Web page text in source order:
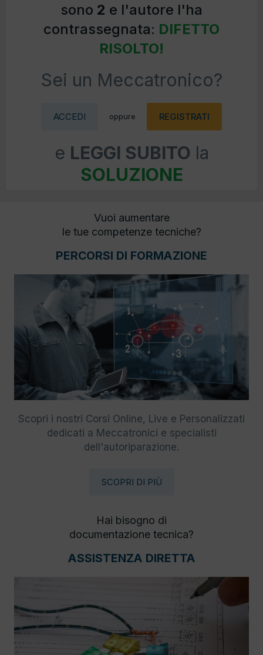
sono 2 e l'autore l'ha
contrassegnata: DIFETTO
RISOLTO!
Sei un Meccatronico?
ACCEDI oppure REGISTRATI
e LEGGI SUBITO la
SOLUZIONE
Vuoi aumentare
le tue competenze tecniche?
PERCORSI DI FORMAZIONE
Scopri i nostri Corsi Online, Live e Personalizzati
dedicati a Meccatronici e specialisti
dell'autoriparazione.
SCOPRI DI PIÙ
Hai bisogno di
documentazione tecnica?
ASSISTENZA DIRETTA